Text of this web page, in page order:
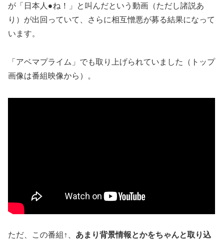
が「日本人●ね！」と叫んだという動画（ただし諸説あ
り）が出回っていて、さらに相互憎悪が募る結果になって
います。
「アベマプライム」でも取り上げられていました（トップ
画像は番組映像から）。
ただ、この番組↑、 あまり背景情報とかをちゃんと取り込